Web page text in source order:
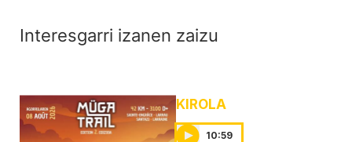
Interesgarri izanen zaizu
KIROLA
10:59